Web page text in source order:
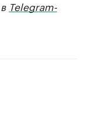
Telegram-